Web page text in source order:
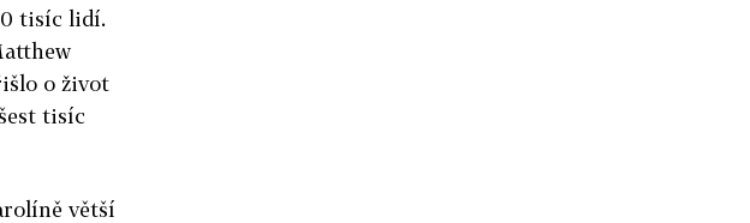
tisíc lidí.
o život
tisíc
větší